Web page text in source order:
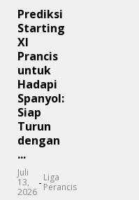
Prediksi
Starting
XI
Prancis
untuk
Hadapi
Spanyol:
Siap
Turun
dengan
...
Juli
13,
2026
- Liga
Perancis